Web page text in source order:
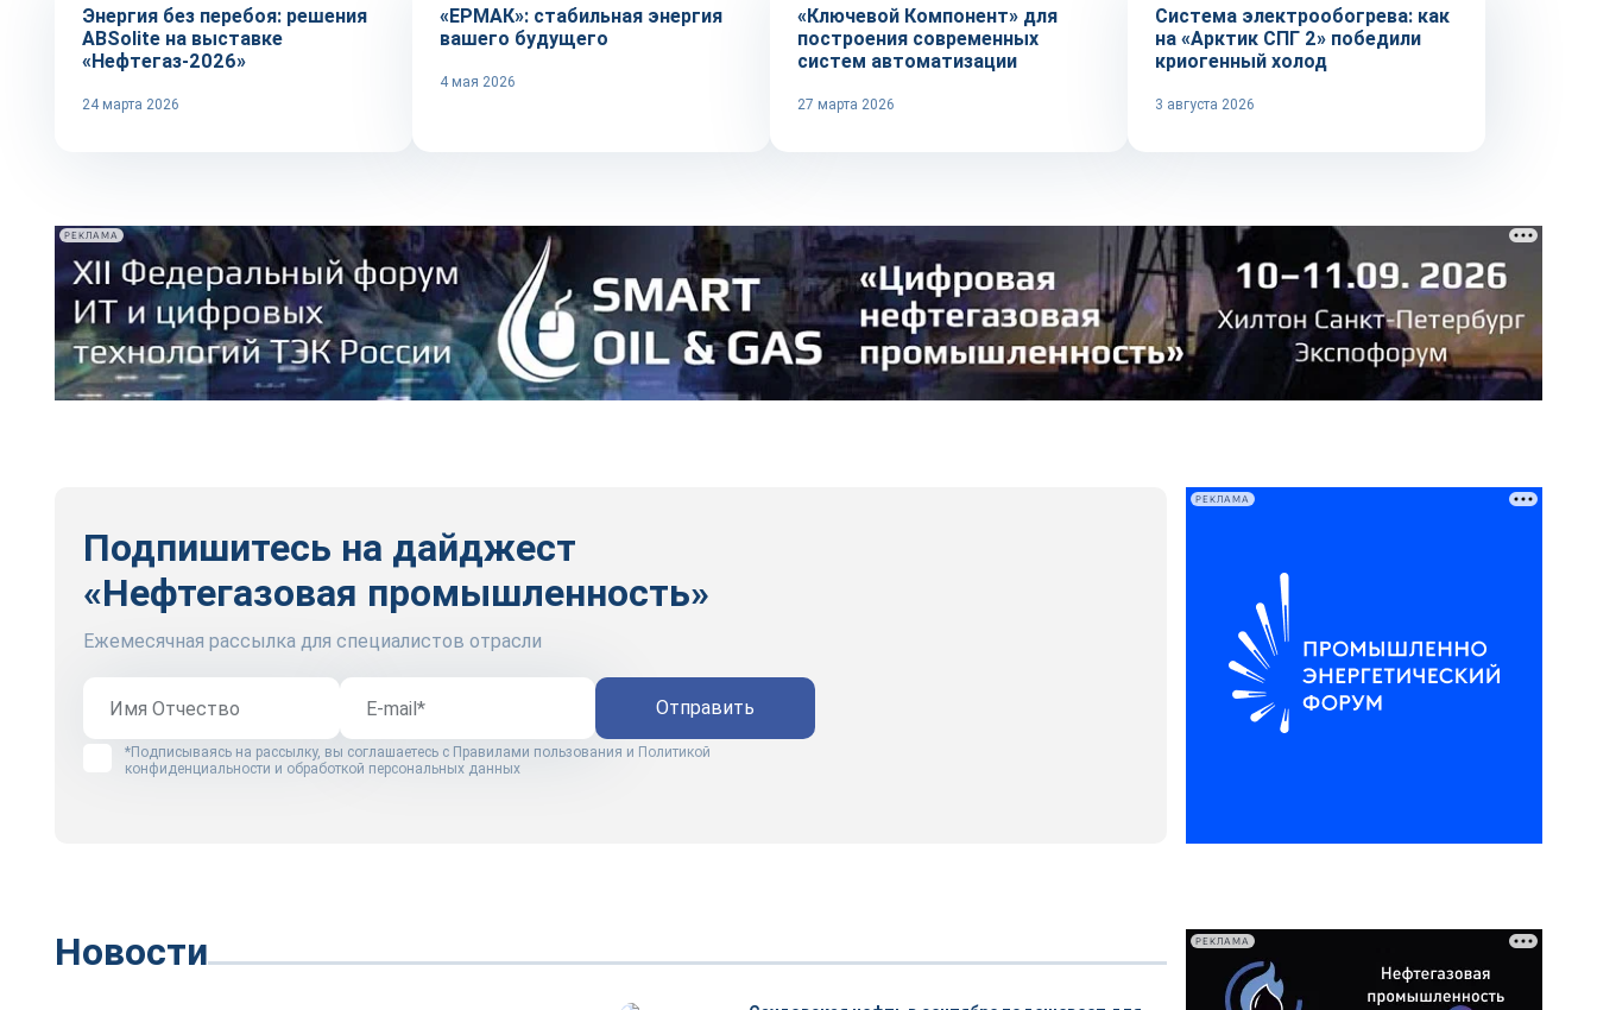
Энергия без перебоя: решения
ABSolite на выставке
«Нефтегаз-2026»
24 марта 2026
«ЕРМАК»: стабильная энергия
вашего будущего
4 мая 2026
«Ключевой Компонент» для
построения современных
систем автоматизации
27 марта 2026
Система электрообогрева: как
на «Арктик СПГ 2» победили
криогенный холод
3 августа 2026
РЕКЛАМА
Подпишитесь на дайджест
«Нефтегазовая промышленность»
Ежемесячная рассылка для специалистов отрасли
*Подписываясь на рассылку, вы соглашаетесь с Правилами пользования и Политикой
конфиденциальности и обработкой персональных данных
Отправить
РЕКЛАМА
Новости РЕКЛАМА